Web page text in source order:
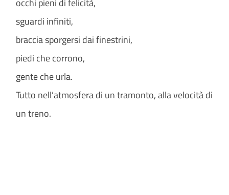
occhi pieni di felicità,
sguardi infiniti,
braccia sporgersi dai finestrini,
piedi che corrono,
gente che urla.
Tutto nell’atmosfera di un tramonto, alla velocità di
un treno.